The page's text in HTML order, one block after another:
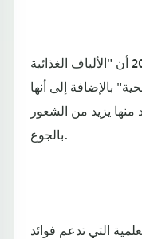
فقد أظهرت دراسة نُشرت عام 2020 أن "الألياف الغذائية
بالإضافة إلى أنها
يزيد من الشعور
بالجوع.
التي تدعم فوائد